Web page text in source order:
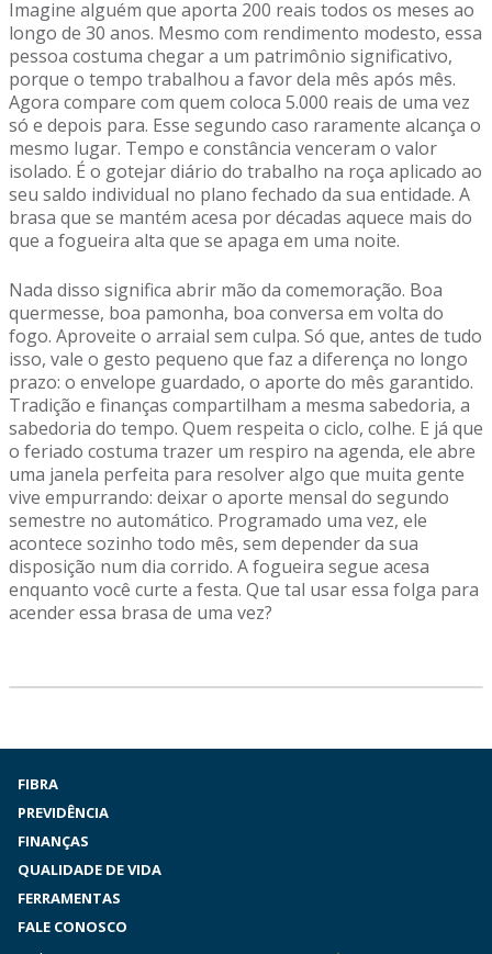
Imagine alguém que aporta 200 reais todos os meses ao
longo de 30 anos. Mesmo com rendimento modesto, essa
pessoa costuma chegar a um patrimônio significativo,
porque o tempo trabalhou a favor dela mês após mês.
Agora compare com quem coloca 5.000 reais de uma vez
só e depois para. Esse segundo caso raramente alcança o
mesmo lugar. Tempo e constância venceram o valor
isolado. É o gotejar diário do trabalho na roça aplicado ao
seu saldo individual no plano fechado da sua entidade. A
brasa que se mantém acesa por décadas aquece mais do
que a fogueira alta que se apaga em uma noite.
Nada disso significa abrir mão da comemoração. Boa
quermesse, boa pamonha, boa conversa em volta do
fogo. Aproveite o arraial sem culpa. Só que, antes de tudo
isso, vale o gesto pequeno que faz a diferença no longo
prazo: o envelope guardado, o aporte do mês garantido.
Tradição e finanças compartilham a mesma sabedoria, a
sabedoria do tempo. Quem respeita o ciclo, colhe. E já que
o feriado costuma trazer um respiro na agenda, ele abre
uma janela perfeita para resolver algo que muita gente
vive empurrando: deixar o aporte mensal do segundo
semestre no automático. Programado uma vez, ele
acontece sozinho todo mês, sem depender da sua
disposição num dia corrido. A fogueira segue acesa
enquanto você curte a festa. Que tal usar essa folga para
acender essa brasa de uma vez?
FIBRA
PREVIDÊNCIA
FINANÇAS
QUALIDADE DE VIDA
FERRAMENTAS
FALE CONOSCO